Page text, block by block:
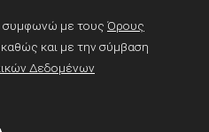
συμφωνώ με τους Όρους
καθώς και με την σύμβαση
Δεδομένων